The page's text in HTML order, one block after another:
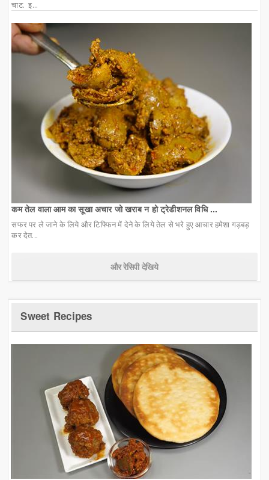
चाट. इ...
कम तेल वाला आम का सूखा अचार जो खराब न हो ट्रेडीशनल विधि ...
सफर पर ले जाने के लिये और टिफ्फिन में देने के लिये तेल से भरे हुए आचार हमेशा गड़बड़
कर देत...
और रेसिपी देखिये
Sweet Recipes